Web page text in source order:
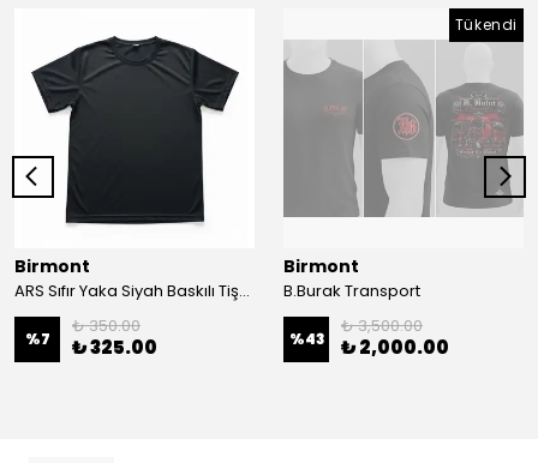
Birmont
ARS Sıfır Yaka Siyah Baskılı Tişört
%7
₺ 350.00
₺ 325.00
Tükendi
Birmont
B.Burak Transport
%43
₺ 3,500.00
₺ 2,000.00